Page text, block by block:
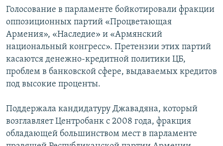
Все сайты Радио Азатутюн
Голосование в парламенте бойкотировали фракции
оппозиционных партий «Процветающая
Армения», «Наследие» и «Армянский
национальный конгресс». Претензии этих партий
касаются денежно-кредитной политики ЦБ,
проблем в банковской сфере, выдаваемых кредитов
под высокие проценты.
Поддержала кандидатуру Джавадяна, который
возглавляет Центробанк с 2008 года, фракция
обладающей большинством мест в парламенте